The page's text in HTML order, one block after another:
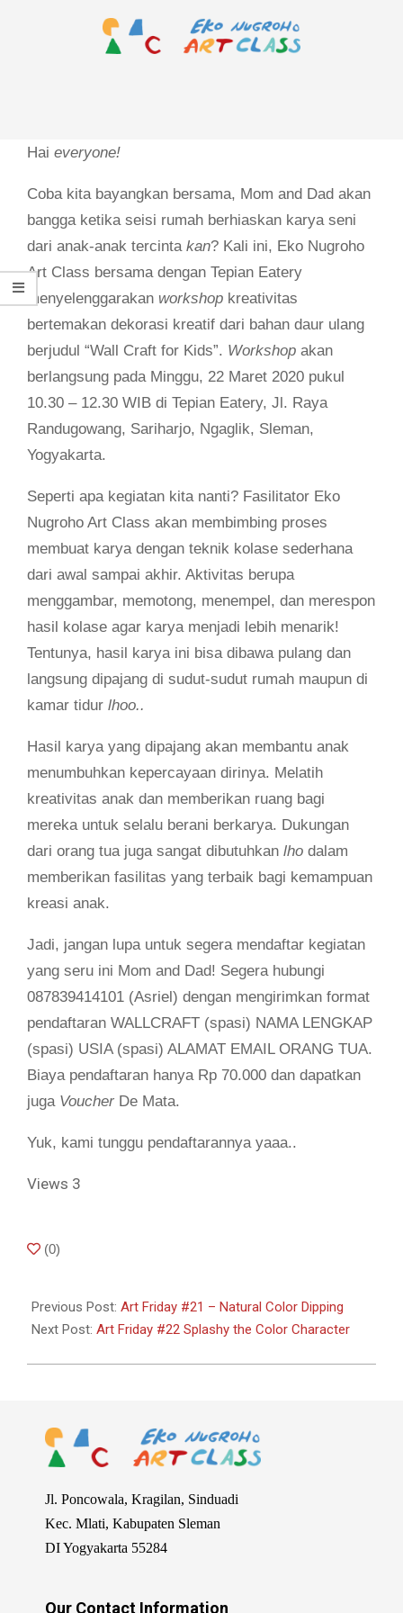
ART
CLASS
Hai everyone!
Coba kita bayangkan bersama, Mom and Dad akan
bangga ketika seisi rumah berhiaskan karya seni
dari anak-anak tercinta kan? Kali ini, Eko Nugroho
Art Class bersama dengan Tepian Eatery
menyelenggarakan workshop kreativitas
bertemakan dekorasi kreatif dari bahan daur ulang
berjudul “Wall Craft for Kids”. Workshop akan
berlangsung pada Minggu, 22 Maret 2020 pukul
10.30 – 12.30 WIB di Tepian Eatery, Jl. Raya
Randugowang, Sariharjo, Ngaglik, Sleman,
Yogyakarta.
Seperti apa kegiatan kita nanti? Fasilitator Eko
Nugroho Art Class akan membimbing proses
membuat karya dengan teknik kolase sederhana
dari awal sampai akhir. Aktivitas berupa
menggambar, memotong, menempel, dan merespon
hasil kolase agar karya menjadi lebih menarik!
Tentunya, hasil karya ini bisa dibawa pulang dan
langsung dipajang di sudut-sudut rumah maupun di
kamar tidur lhoo..
Hasil karya yang dipajang akan membantu anak
menumbuhkan kepercayaan dirinya. Melatih
kreativitas anak dan memberikan ruang bagi
mereka untuk selalu berani berkarya. Dukungan
dari orang tua juga sangat dibutuhkan lho dalam
memberikan fasilitas yang terbaik bagi kemampuan
kreasi anak.
Jadi, jangan lupa untuk segera mendaftar kegiatan
yang seru ini Mom and Dad! Segera hubungi
087839414101 (Asriel) dengan mengirimkan format
pendaftaran WALLCRAFT (spasi) NAMA LENGKAP
(spasi) USIA (spasi) ALAMAT EMAIL ORANG TUA.
Biaya pendaftaran hanya Rp 70.000 dan dapatkan
juga Voucher De Mata.
Yuk, kami tunggu pendaftarannya yaaa..
Views 3
2020-
(0)
Previous Post: Art Friday #21 – Natural Color Dipping
Next Post: Art Friday #22 Splashy the Color Character
Jl. Poncowala, Kragilan, Sinduadi
Kec. Mlati, Kabupaten Sleman
DI Yogyakarta 55284
Our Contact Information